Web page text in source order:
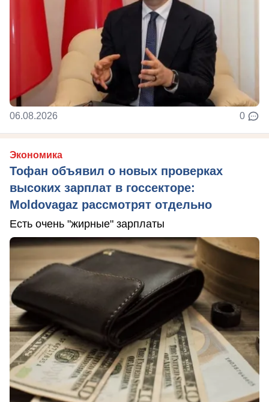
06.08.2026 0
Экономика
Тофан объявил о новых проверках
высоких зарплат в госсекторе:
Moldovagaz рассмотрят отдельно
Есть очень "жирные" зарплаты